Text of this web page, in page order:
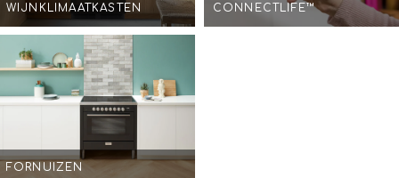
WIJNKLIMAATKASTEN CONNECTLIFE™
FORNUIZEN